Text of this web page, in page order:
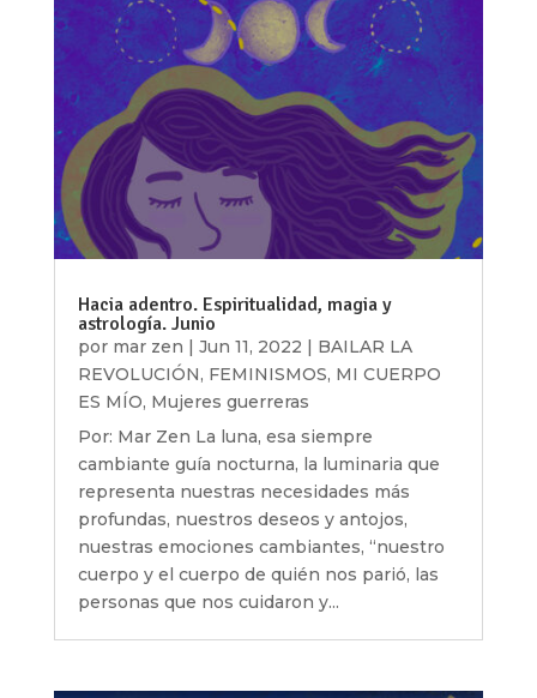
Hacia adentro. Espiritualidad, magia y
astrología. Junio
por mar zen Jun 11, 2022
BAILAR LA
REVOLUCIÓN, FEMINISMOS, MI CUERPO
ES MÍO, Mujeres guerreras
Por: Mar Zen La luna, esa siempre
cambiante guía nocturna, la luminaria que
representa nuestras necesidades más
profundas, nuestros deseos y antojos,
nuestras emociones cambiantes, “nuestro
cuerpo y el cuerpo de quién nos parió, las
personas que nos cuidaron y...